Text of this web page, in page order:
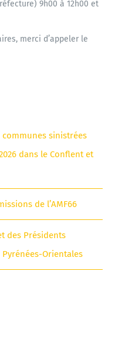
9h00 à 12h00 et
merci d’appeler le
sinistrées
dans le Conflent et
de l’AMF66
des Présidents
Orientales